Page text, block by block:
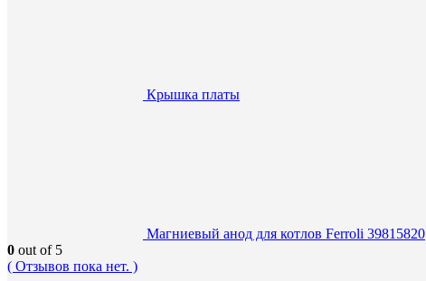
Крышка платы
Магниевый анод для котлов Ferroli 39815820
0 out of 5
( Отзывов пока нет. )